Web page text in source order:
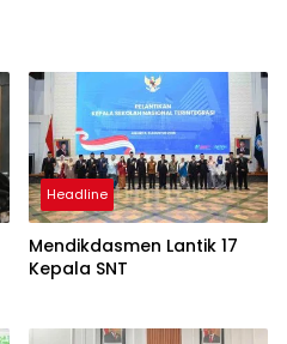
Headline
Mendikdasmen Lantik 17
Kepala SNT